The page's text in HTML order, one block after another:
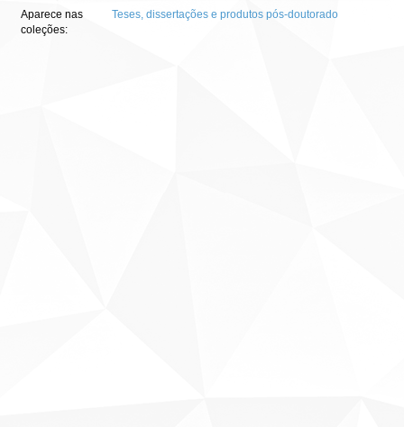
Aparece nas
coleções:
Teses, dissertações e produtos pós-doutorado